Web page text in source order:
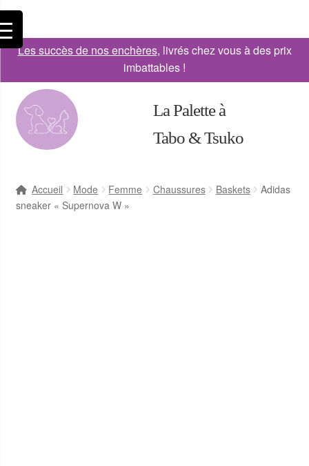
Les succès de nos enchères, livrés chez vous à des prix
imbattables !
La Palette à
Tabo & Tsuko
Accueil Mode Femme Chaussures Baskets
Adidas
sneaker « Supernova W »